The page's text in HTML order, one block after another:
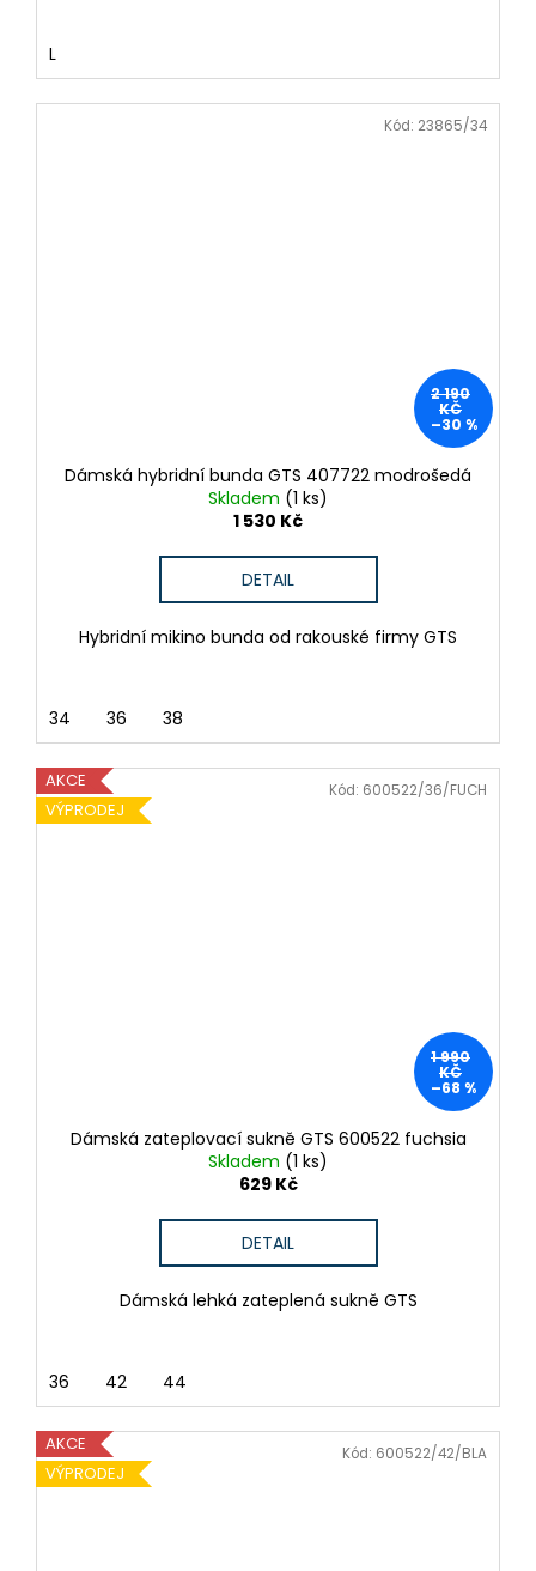
L
2 190
KČ
–30 %
Dámská hybridní bunda GTS 407722 modrošedá
Skladem (1 ks)
1 530 Kč
DETAIL
Hybridní mikino bunda od rakouské firmy GTS
34 36 38
Kód: 23865/34
AKCE
VÝPRODEJ
1 990
KČ
–68 %
Dámská zateplovací sukně GTS 600522 fuchsia
Skladem (1 ks)
629 Kč
DETAIL
Dámská lehká zateplená sukně GTS
36 42 44
Kód: 600522/36/FUCH
AKCE
VÝPRODEJ
Kód: 600522/42/BLA